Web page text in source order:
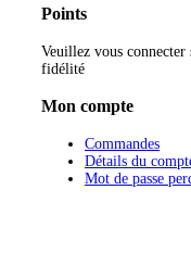
Points
Veuillez vous
fidélité
Mon compte
Commandes
Détails du
Mot de passe